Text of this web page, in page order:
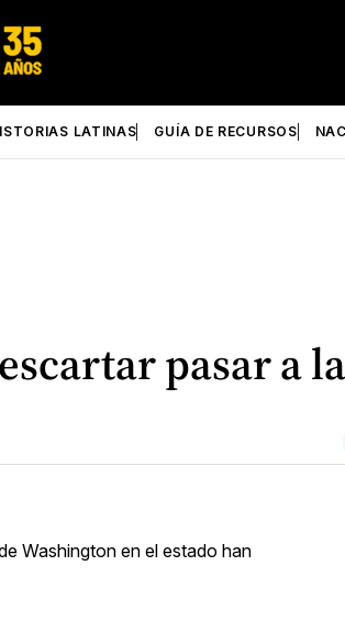
LATINAS GUÍA DE RECURSOS
pasar a
Washington en el estado han